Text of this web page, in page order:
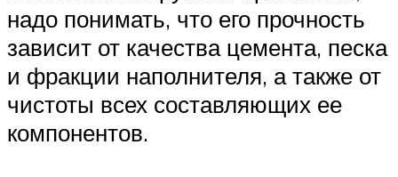
надо понимать, что его прочность
зависит от качества цемента, песка
и фракции наполнителя, а также от
чистоты всех составляющих ее
компонентов.